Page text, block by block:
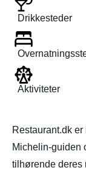
Drikkesteder
Aktiviteter
Restaurant.dk
Michelin-guiden
tilhørende deres